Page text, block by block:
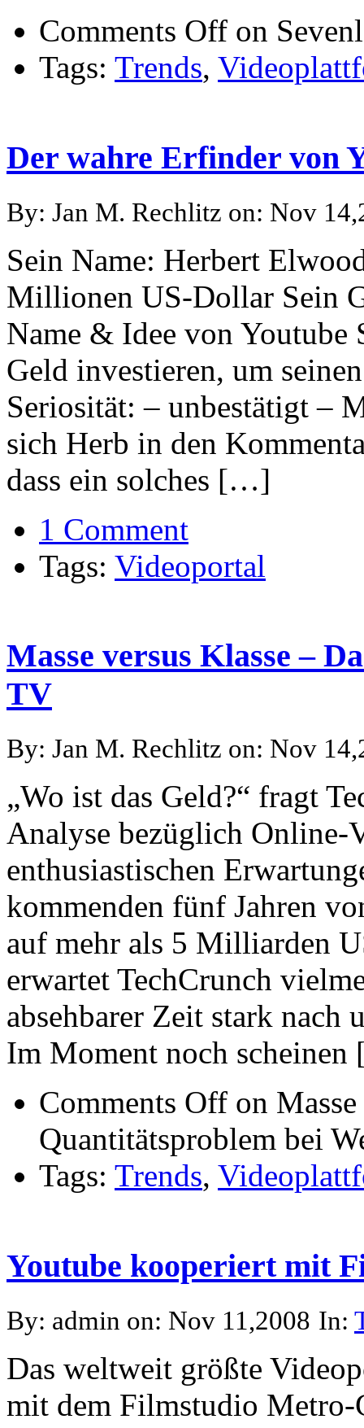
Comments Off on
Tags: Trends,
Der wahre Erfinder von
By: Jan M. Rechlitz on: Nov
Sein Name: Herbert
Millionen US-Dollar Sein
Name & Idee von Youtube
Geld investieren, um
Seriosität: – unbestätigt –
sich Herb in den
dass ein solches […]
1 Comment
Tags: Videoportal
Masse versus Klasse –
TV
By: Jan M. Rechlitz on: Nov
„Wo ist das Geld?“ fragt
Analyse bezüglich Online-
enthusiastischen
kommenden fünf Jahren
auf mehr als 5 Milliarden
erwartet TechCrunch
absehbarer Zeit stark nach
Im Moment noch
Comments Off on
Quantitätsproblem bei
Tags: Trends,
Youtube kooperiert mit
By: admin on: Nov 11,2008 In:
Das weltweit größte
mit dem Filmstudio